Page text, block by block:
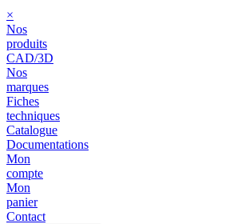
×
Nos
produits
CAD/3D
Nos
marques
Fiches
techniques
Catalogue
Documentations
Mon
compte
Mon
panier
Contact